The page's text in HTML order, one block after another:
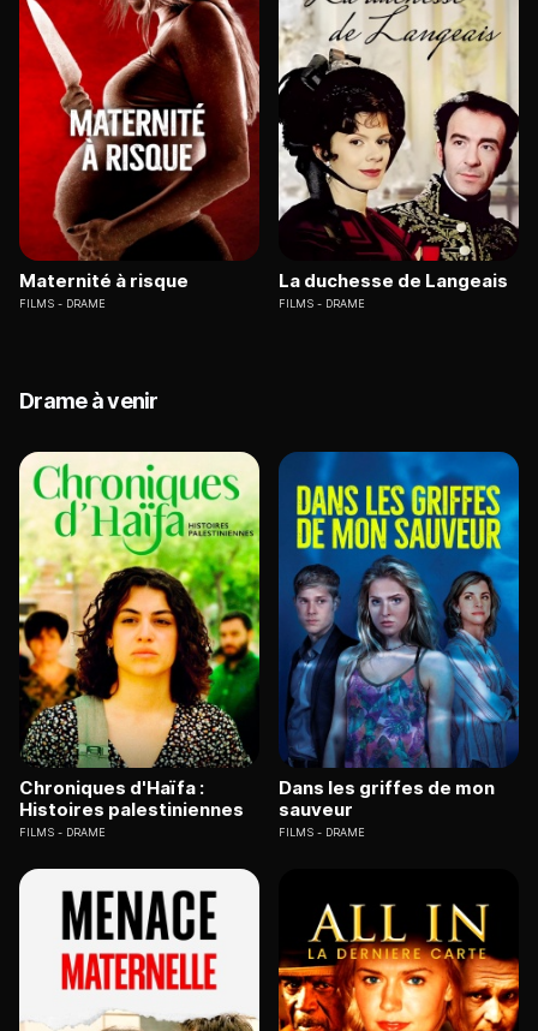
Maternité à risque
FILMS DRAME
La duchesse de Langeais
FILMS DRAME
Drame à venir
Chroniques d'Haïfa :
Histoires palestiniennes
FILMS DRAME
Dans les griffes de mon
sauveur
FILMS DRAME